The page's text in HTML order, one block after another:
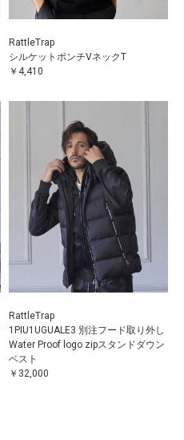
RattleTrap
シルケットポンチVネックT
￥4,410
RattleTrap
1PIU1UGUALE3 別注フード取り外し
Water Proof logo zipスタンドダウン
ベスト
￥32,000